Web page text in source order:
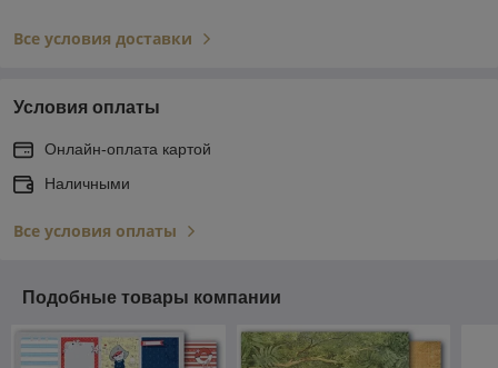
Все условия доставки
Условия оплаты
Онлайн-оплата картой
Наличными
Все условия оплаты
Подобные товары компании